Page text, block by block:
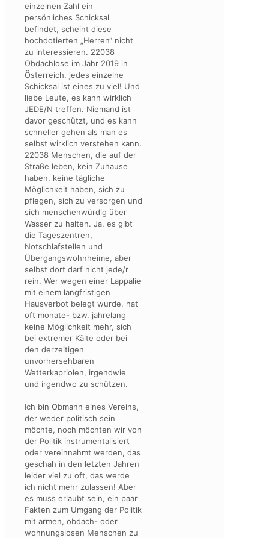
einzelnen Zahl ein
persönliches Schicksal
befindet, scheint diese
hochdotierten „Herren“ nicht
zu interessieren. 22038
Obdachlose im Jahr 2019 in
Österreich, jedes einzelne
Schicksal ist eines zu viel! Und
liebe Leute, es kann wirklich
JEDE/N treffen. Niemand ist
davor geschützt, und es kann
schneller gehen als man es
selbst wirklich verstehen kann.
22038 Menschen, die auf der
Straße leben, kein Zuhause
haben, keine tägliche
Möglichkeit haben, sich zu
pflegen, sich zu versorgen und
sich menschenwürdig über
Wasser zu halten. Ja, es gibt
die Tageszentren,
Notschlafstellen und
Übergangswohnheime, aber
selbst dort darf nicht jede/r
rein. Wer wegen einer Lappalie
mit einem langfristigen
Hausverbot belegt wurde, hat
oft monate- bzw. jahrelang
keine Möglichkeit mehr, sich
bei extremer Kälte oder bei
den derzeitigen
unvorhersehbaren
Wetterkapriolen, irgendwie
und irgendwo zu schützen.
Ich bin Obmann eines Vereins,
der weder politisch sein
möchte, noch möchten wir von
der Politik instrumentalisiert
oder vereinnahmt werden, das
geschah in den letzten Jahren
leider viel zu oft, das werde
ich nicht mehr zulassen! Aber
es muss erlaubt sein, ein paar
Fakten zum Umgang der Politik
mit armen, obdach- oder
wohnungslosen Menschen zu